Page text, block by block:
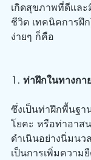
เกิดสุขภาพที่ดีแล
ชีวิต เทคนิคการฝึก
ง่ายๆ ก็คือ
1. ท่าฝึกในทางกา
ซึ่งเป็นท่าฝึกพื้นฐา
โยคะ หรือท่าอาส
ดำเนินอย่างนิ่มนว
เป็นการเพิ่มความ